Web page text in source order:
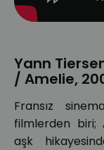
Yann
/ Amelie,
Fransız
filmlerden biri;
aşk